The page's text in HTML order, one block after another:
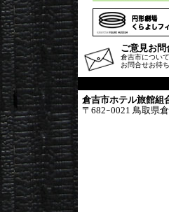
ご意見お問
倉吉市につい
お問合せお待
倉吉市ホテル旅館組
〒682ｰ0021 鳥取県